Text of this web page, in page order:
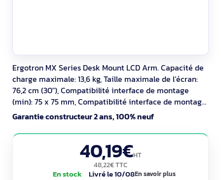
Ergotron MX Series Desk Mount LCD Arm. Capacité de
charge maximale: 13,6 kg, Taille maximale de l’écran:
76,2 cm (30"), Compatibilité interface de montage
(min): 75 x 75 mm, Compatibilité interface de montage
(max): 200 x 200 mm. Angle d'inclinaison: 0 - 80°.
Couleur du produit: Aluminium
Garantie constructeur 2 ans, 100% neuf
40,19€HT
48,22€ TTC
En stock Livré le 10/08En savoir plus